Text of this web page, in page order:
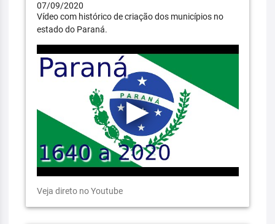
07/09/2020
Vídeo com histórico de criação dos municípios no
estado do Paraná.
Veja direto no Youtube